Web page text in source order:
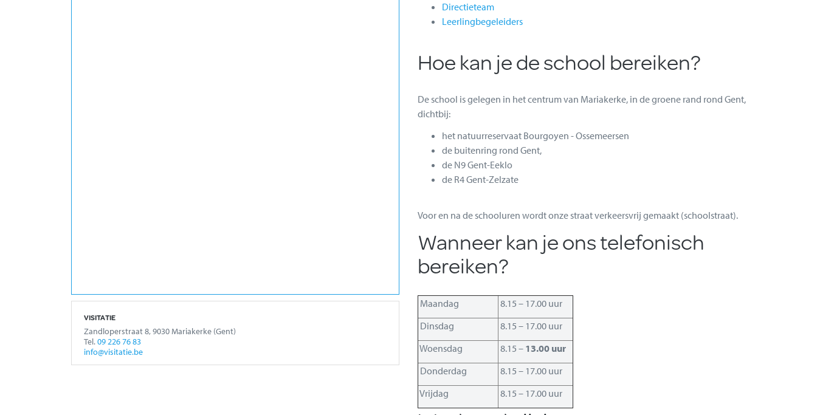
VISITATIE
Zandloperstraat 8, 9030 Mariakerke (Gent)
Tel.09 226 76 83
info@visitatie.be
Directieteam
Leerlingbegeleiders
Hoe kan je de school bereiken?
De school is gelegen in het centrum van Mariakerke, in de groene rand rond Gent,
dichtbij:
het natuurreservaat Bourgoyen - Ossemeersen
de buitenring rond Gent,
de N9 Gent-Eeklo
de R4 Gent-Zelzate
Voor en na de schooluren wordt onze straat verkeersvrij gemaakt (schoolstraat).
Wanneer kan je ons telefonisch
bereiken?
Maandag
8.15 – 17.00 uur
Dinsdag
8.15 – 17.00 uur
Woensdag
8.15 – 13.00 uur
Donderdag
8.15 – 17.00 uur
Vrijdag
8.15 – 17.00 uur